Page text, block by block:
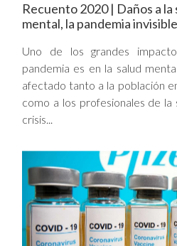
Recuento 2020 | Daños a la
mental, la pandemia invisible
Uno de los grandes
pandemia es en la salud
afectado tanto a la población
como a los profesionales de la
crisis...